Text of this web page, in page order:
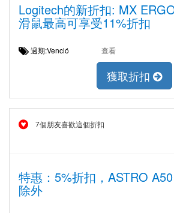
Logitech的新折扣: MX
滑鼠最高可享受11%折扣
過期:Venció 查看
獲取折扣
7個朋友喜歡這個折扣
特惠：5%折扣，ASTRO
除外